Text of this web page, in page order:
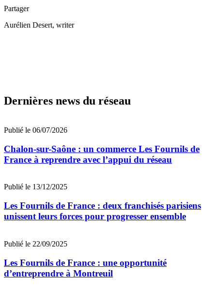
Partager
Aurélien Desert, writer
Dernières news du réseau
Publié le 06/07/2026
Chalon-sur-Saône : un commerce Les Fournils de
France à reprendre avec l’appui du réseau
Publié le 13/12/2025
Les Fournils de France : deux franchisés parisiens
unissent leurs forces pour progresser ensemble
Publié le 22/09/2025
Les Fournils de France : une opportunité
d’entreprendre à Montreuil